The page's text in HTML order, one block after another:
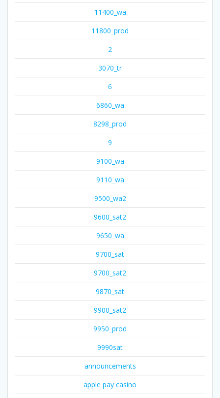
11400_wa
11800_prod
2
3070_tr
6
6860_wa
8298_prod
9
9100_wa
9110_wa
9500_wa2
9600_sat2
9650_wa
9700_sat
9700_sat2
9870_sat
9900_sat2
9950_prod
9990sat
announcements
apple pay casino